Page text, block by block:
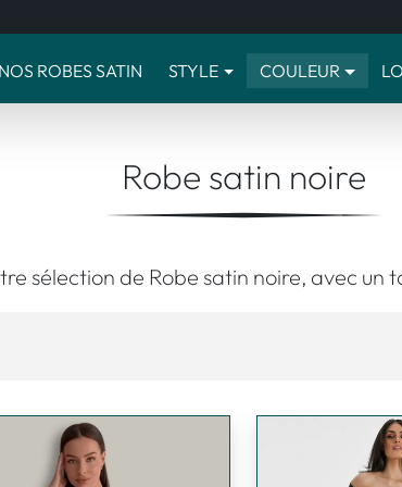
NOS ROBES SATIN STYLE COULEUR
Robe satin noire
sélection de Robe satin noire, avec un